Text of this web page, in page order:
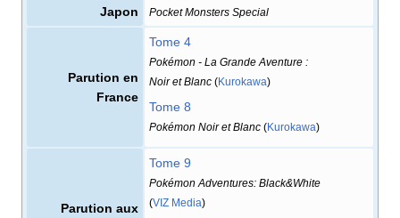
Japon
Pocket Monsters Special
Parution en
France
Tome 4
Pokémon - La Grande Aventure :
Noir et Blanc (Kurokawa)
Tome 8
Pokémon Noir et Blanc (Kurokawa)
Parution aux
Tome 9
Pokémon Adventures: Black&White
(VIZ Media)